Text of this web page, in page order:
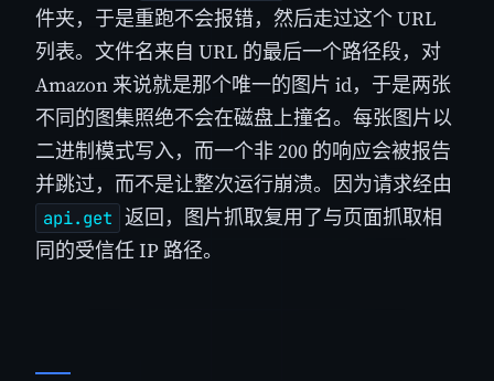
件夹，于是重跑不会报错，然后走过这个 URL
列表。文件名来自 URL 的最后一个路径段，对
Amazon 来说就是那个唯一的图片 id，于是两张
不同的图集照绝不会在磁盘上撞名。每张图片以
二进制模式写入，而一个非 200 的响应会被报告
并跳过，而不是让整次运行崩溃。因为请求经由
api.get 返回，图片抓取复用了与页面抓取相
同的受信任 IP 路径。